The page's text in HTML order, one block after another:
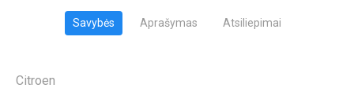
Savybės Aprašymas Atsiliepimai
Citroen